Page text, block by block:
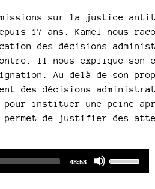
sur la justice
17 ans. Kamel nous
des décisions
Il nous explique son
Au-delà de son
des décisions
instituer une peine
de justifier des
Total
48:58